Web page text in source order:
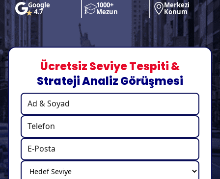
Google
4.7
1000+
Mezun
Merkezi
Konum
Ücretsiz Seviye Tespiti &
Strateji Analiz Görüşmesi